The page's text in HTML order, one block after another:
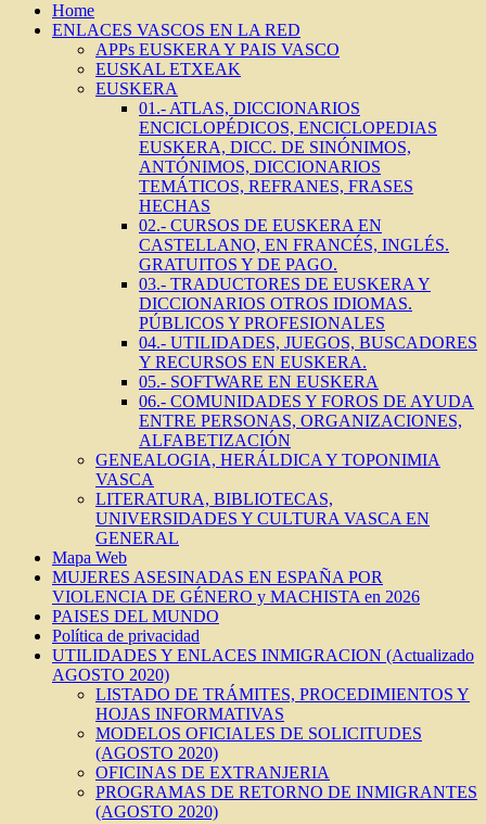
Home
ENLACES VASCOS EN LA RED
APPs EUSKERA Y PAIS VASCO
EUSKAL ETXEAK
EUSKERA
01.- ATLAS, DICCIONARIOS
ENCICLOPÉDICOS, ENCICLOPEDIAS
EUSKERA, DICC. DE SINÓNIMOS,
ANTÓNIMOS, DICCIONARIOS
TEMÁTICOS, REFRANES, FRASES
HECHAS
02.- CURSOS DE EUSKERA EN
CASTELLANO, EN FRANCÉS, INGLÉS.
GRATUITOS Y DE PAGO.
03.- TRADUCTORES DE EUSKERA Y
DICCIONARIOS OTROS IDIOMAS.
PÚBLICOS Y PROFESIONALES
04.- UTILIDADES, JUEGOS, BUSCADORES
Y RECURSOS EN EUSKERA.
05.- SOFTWARE EN EUSKERA
06.- COMUNIDADES Y FOROS DE AYUDA
ENTRE PERSONAS, ORGANIZACIONES,
ALFABETIZACIÓN
GENEALOGIA, HERÁLDICA Y TOPONIMIA
VASCA
LITERATURA, BIBLIOTECAS,
UNIVERSIDADES Y CULTURA VASCA EN
GENERAL
Mapa Web
MUJERES ASESINADAS EN ESPAÑA POR
VIOLENCIA DE GÉNERO y MACHISTA en 2026
PAISES DEL MUNDO
Política de privacidad
UTILIDADES Y ENLACES INMIGRACION (Actualizado
AGOSTO 2020)
LISTADO DE TRÁMITES, PROCEDIMIENTOS Y
HOJAS INFORMATIVAS
MODELOS OFICIALES DE SOLICITUDES
(AGOSTO 2020)
OFICINAS DE EXTRANJERIA
PROGRAMAS DE RETORNO DE INMIGRANTES
(AGOSTO 2020)